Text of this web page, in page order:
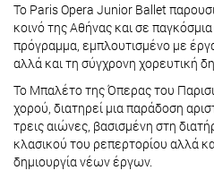
Το Paris Opera Junior Ballet
κοινό της Αθήνας και σε
πρόγραμμα, εμπλουτισμένο με
αλλά και τη σύγχρονη χορευτική
Το Μπαλέτο της Όπερας του
χορού, διατηρεί μια παράδοση
τρεις αιώνες, βασισμένη στη
κλασικού του ρεπερτορίου αλλά
δημιουργία νέων έργων.